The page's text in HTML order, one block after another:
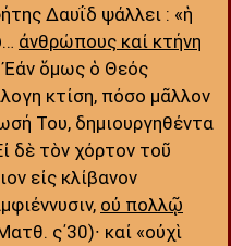
Δαυΐδ ψάλλει : «ἡ
ἀνθρώπους καί κτήνη
Ἐάν ὅμως ὁ Θεός
κτίση, πόσο μᾶλλον
Του, δημιουργηθέντα
δὲ τὸν χόρτον τοῦ
εἰς κλίβανον
οὐ πολλῷ
ς΄30)∙ καί «οὐχὶ